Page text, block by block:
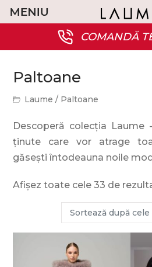
COMANDĂ
Paltoane
Laume / Paltoane
Descoperă colecția Laume
ținute care vor atrage
găsești întodeauna noile
Afișez toate cele 33 de